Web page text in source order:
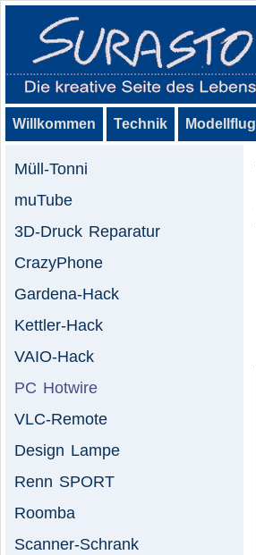
Willkommen Technik Modellflug
Müll-Tonni
muTube
3D-Druck Reparatur
CrazyPhone
Gardena-Hack
Kettler-Hack
VAIO-Hack
PC Hotwire
VLC-Remote
Design Lampe
Renn SPORT
Roomba
Scanner-Schrank